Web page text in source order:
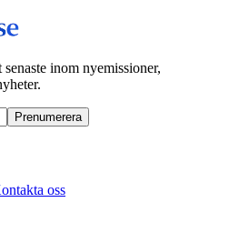
inom nyemissioner,
Prenumerera
oss